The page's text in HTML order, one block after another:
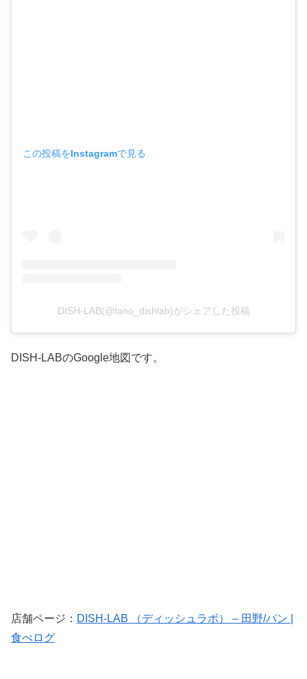
この投稿をInstagramで見る
DISH-LAB(@tano_dishlab)がシェアした投稿
DISH-LABのGoogle地図です。
店舗ページ： DISH-LAB （ディッシュラボ） – 田野/パン |
食べログ